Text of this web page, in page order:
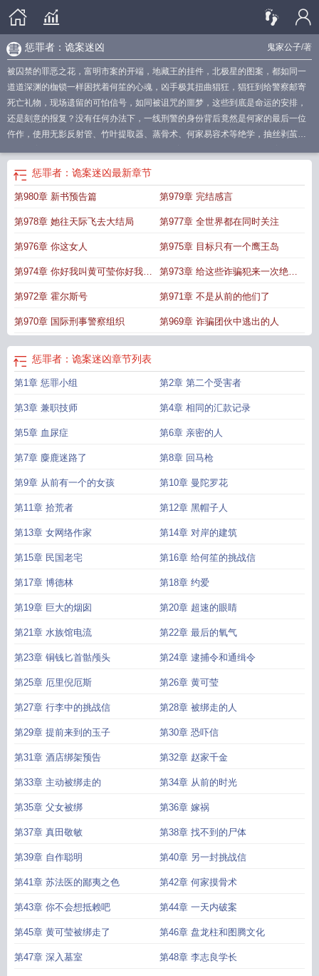
鬼家公子/著
惩罪者：诡案迷凶
被囚禁的罪恶之花，富明市案的开端，地藏王的挂件，北极星的图案，都如同一
道道深渊的枷锁一样困扰着何笙的心魂，凶手极其扭曲猖狂，猖狂到给警察邮寄
死亡礼物，现场遗留的可怕信号，如同被诅咒的噩梦，这些到底是命运的安排，
还是刻意的报复？没有任何办法下，一线刑警的身份背后竟然是何家的最后一位
仵作，使用无影反射管、竹叶提取器、蒸骨术、何家易容术等绝学，抽丝剥茧，
惩罚者2免费阅读 惩罚者1 惩罪者诡案迷凶TXT笔趣阁
宁人物形象
费阅读惩凶者在线阅读 惩罪者诡案迷凶书库罪案惩罚者惩凶者没有结局吗
案件第27章惩罚者第5个诡异案件 惩罪者诡案迷凶鬼公子 惩凶者 惩罚者杀罪
犯惩凶者全文免费阅读 惩罪者诡案迷凶电影惩罪者诡案迷凶笔趣
第2章 惩罚者5惩凶者结局惩罪者诡案迷凶在线观看惩罚者在线阅读惩罚者凶
手惩罚者全文免费阅读 惩罚者百度百科惩罚者第五个诡异案件惩罚者2免费阅
个诡异案件结局
惩罪者：诡案迷凶最新章节
第980章 新书预告篇 第979章 完结感言
第978章 她往天际飞去大结局 第977章 全世界都在同时关注
第976章 你这女人 第975章 目标只有一个鹰王岛
第974章 你好我叫黄可莹你好我叫
何笙
第973章 给这些诈骗犯来一次绝地
反击
第972章 霍尔斯号 第971章 不是从前的他们了
第970章 国际刑事警察组织 第969章 诈骗团伙中逃出的人
惩罪者：诡案迷凶章节列表
第1章 惩罪小组 第2章 第二个受害者
第3章 兼职技师 第4章 相同的汇款记录
第5章 血尿症 第6章 亲密的人
第7章 麋鹿迷路了 第8章 回马枪
第9章 从前有一个的女孩 第10章 曼陀罗花
第11章 拾荒者 第12章 黑帽子人
第13章 女网络作家 第14章 对岸的建筑
第15章 民国老宅 第16章 给何笙的挑战信
第17章 博德林 第18章 约爱
第19章 巨大的烟囱 第20章 超速的眼睛
第21章 水族馆电流 第22章 最后的氧气
第23章 铜钱匕首骷颅头 第24章 逮捕令和通缉令
第25章 厄里倪厄斯 第26章 黄可莹
第27章 行李中的挑战信 第28章 被绑走的人
第29章 提前来到的玉子 第30章 恐吓信
第31章 酒店绑架预告 第32章 赵家千金
第33章 主动被绑走的 第34章 从前的时光
第35章 父女被绑 第36章 嫁祸
第37章 真田敬敏 第38章 找不到的尸体
第39章 自作聪明 第40章 另一封挑战信
第41章 苏法医的鄙夷之色 第42章 何家摸骨术
第43章 你不会想抵赖吧 第44章 一天内破案
第45章 黄可莹被绑走了 第46章 盘龙柱和图腾文化
第47章 深入墓室 第48章 李志良学长